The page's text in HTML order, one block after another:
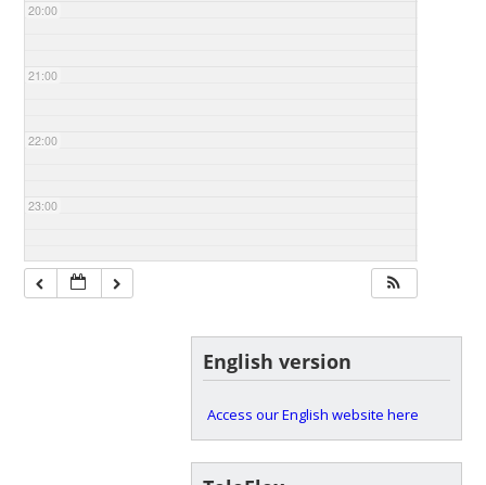
20:00
21:00
22:00
23:00
English version
Access our English website here